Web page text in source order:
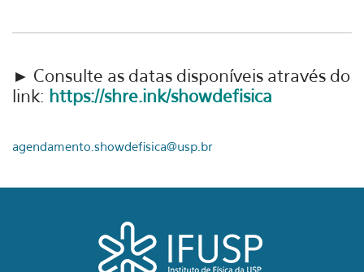
► Consulte as datas disponíveis através do
link: https://shre.ink/showdefisica
agendamento.showdefisica@usp.br